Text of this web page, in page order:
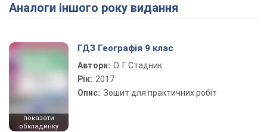
Play Video
Аналоги іншого року видання
показати
обкладинку
ГДЗ Географія 9 клас
Автори: О. Г. Стадник
Рік: 2017
Опис: Зошит для практичних робіт